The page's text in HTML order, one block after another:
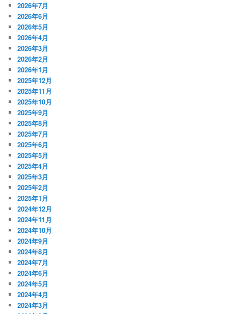
2026年7月
2026年6月
2026年5月
2026年4月
2026年3月
2026年2月
2026年1月
2025年12月
2025年11月
2025年10月
2025年9月
2025年8月
2025年7月
2025年6月
2025年5月
2025年4月
2025年3月
2025年2月
2025年1月
2024年12月
2024年11月
2024年10月
2024年9月
2024年8月
2024年7月
2024年6月
2024年5月
2024年4月
2024年3月